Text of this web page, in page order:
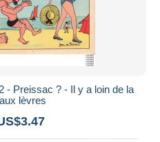
- Preissac ? - Il y a loin de la
lèvres